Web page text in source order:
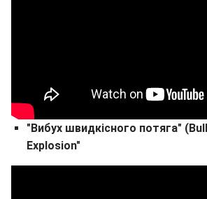
"Вибух швидкісного потяга"
Explosion"